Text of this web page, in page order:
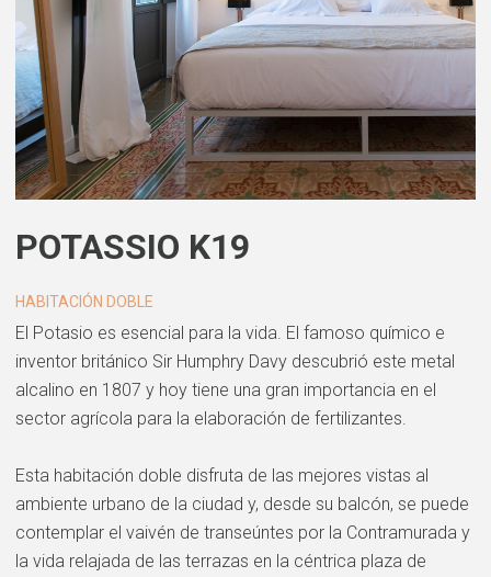
POTASSIO K19
HABITACIÓN DOBLE
El Potasio es esencial para la vida. El famoso químico e
inventor británico Sir Humphry Davy descubrió este metal
alcalino en 1807 y hoy tiene una gran importancia en el
sector agrícola para la elaboración de fertilizantes.
Esta habitación doble disfruta de las mejores vistas al
ambiente urbano de la ciudad y, desde su balcón, se puede
contemplar el vaivén de transeúntes por la Contramurada y
la vida relajada de las terrazas en la céntrica plaza de